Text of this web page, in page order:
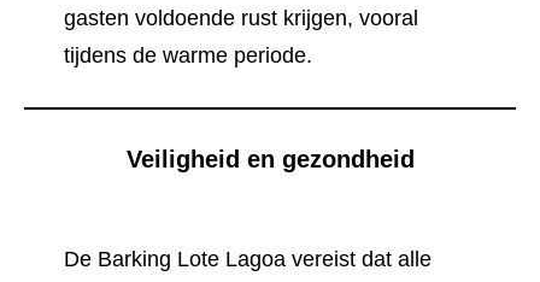
gasten voldoende rust krijgen, vooral
tijdens de warme periode.
Veiligheid en gezondheid
De Barking Lote Lagoa vereist dat alle